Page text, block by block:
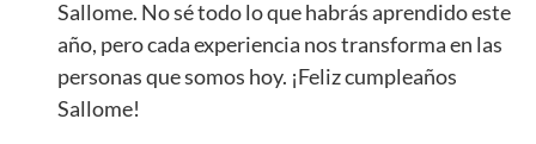
Sallome. No sé todo lo que habrás aprendido este
año, pero cada experiencia nos transforma en las
personas que somos hoy. ¡Feliz cumpleaños
Sallome!